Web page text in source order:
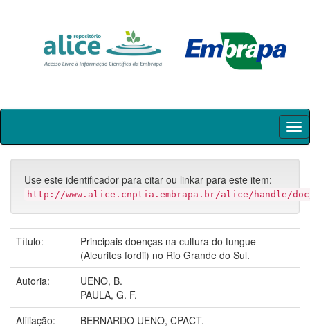
Skip
Use este identificador para citar ou linkar para este item:
http://www.alice.cnptia.embrapa.br/alice/handle/
Título:
Principais doenças na cultura do tungue
(Aleurites fordii) no Rio Grande do Sul.
Autoria:
UENO, B.
PAULA, G. F.
Afiliação:
BERNARDO UENO, CPACT.